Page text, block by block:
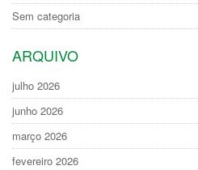
Sem categoria
ARQUIVO
julho 2026
junho 2026
março 2026
fevereiro 2026